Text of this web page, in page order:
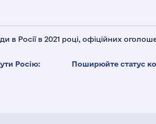
в Росії в 2021 році, офіційних
Росію: Поширюйте статус